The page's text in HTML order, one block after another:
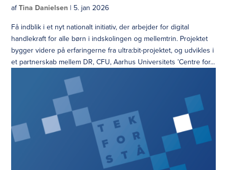
afTina Danielsen | 5. jan 2026
Få indblik i et nyt nationalt initiativ, der arbejder for digital
handlekraft for alle børn i indskolingen og mellemtrin. Projektet
bygger videre på erfaringerne fra ultra:bit-projektet, og udvikles i
et partnerskab mellem DR, CFU, Aarhus Universitets ’Centre for...